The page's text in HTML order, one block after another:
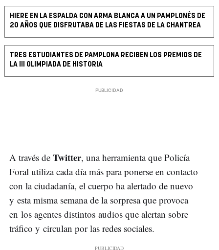
HIERE EN LA ESPALDA CON ARMA BLANCA A UN PAMPLONÉS DE
20 AÑOS QUE DISFRUTABA DE LAS FIESTAS DE LA CHANTREA
TRES ESTUDIANTES DE PAMPLONA RECIBEN LOS PREMIOS DE
LA III OLIMPIADA DE HISTORIA
A través de Twitter, una herramienta que Policía
Foral utiliza cada día más para ponerse en contacto
con la ciudadanía, el cuerpo ha alertado de nuevo
y esta misma semana de la sorpresa que provoca
en los agentes distintos audios que alertan sobre
tráfico y circulan por las redes sociales.